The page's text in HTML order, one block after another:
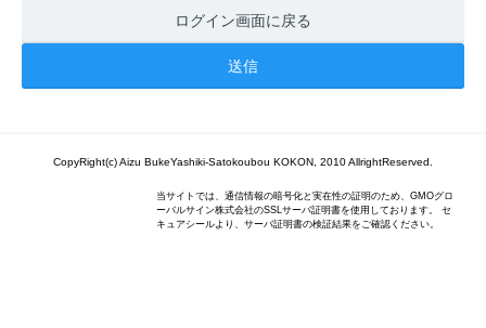
ログイン画面に戻る
CopyRight(c) Aizu BukeYashiki-Satokoubou KOKON, 2010 AllrightReserved.
当サイトでは、通信情報の暗号化と実在性の証明のため、GMOグロ
ーバルサイン株式会社のSSLサーバ証明書を使用しております。 セ
キュアシールより、サーバ証明書の検証結果をご確認ください。